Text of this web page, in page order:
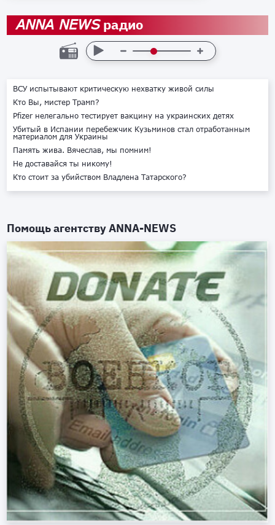
ANNA NEWSрадио
ВСУ испытывают критическую нехватку живой силы
Кто Вы, мистер Трамп?
Pfizer нелегально тестирует вакцину на украинских детях
Убитый в Испании перебежчик Кузьминов стал отработанным
материалом для Украины
Память жива. Вячеслав, мы помним!
Не доставайся ты никому!
Кто стоит за убийством Владлена Татарского?
Помощь агентствуANNA-NEWS